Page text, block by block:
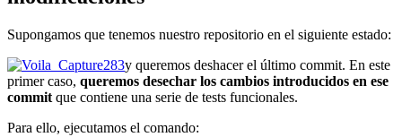
Supongamos que tenemos nuestro repositorio en el siguiente estado:
y queremos deshacer el último commit. En este
primer caso, queremos desechar los cambios introducidos en ese
commit que contiene una serie de tests funcionales.
Para ello, ejecutamos el comando: